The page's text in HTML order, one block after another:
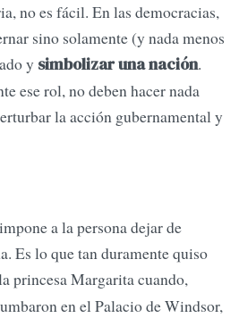
no es fácil. En las democracias,
sino solamente (y nada menos
y simbolizar una nación.
ese rol, no deben hacer nada
la acción gubernamental y
a la persona dejar de
Es lo que tan duramente quiso
princesa Margarita cuando,
en el Palacio de Windsor,